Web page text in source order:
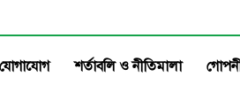
যোগাযোগ শর্তাবলি ও নীতিমালা